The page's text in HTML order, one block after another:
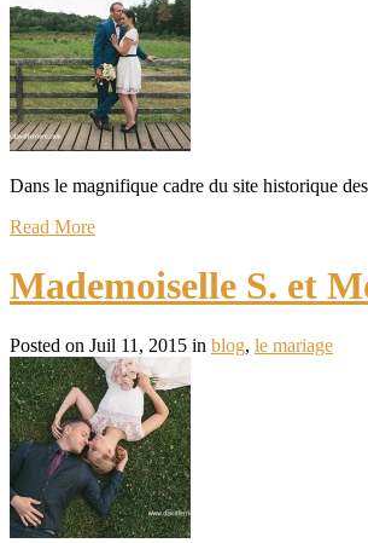
Dans le magnifique cadre du site historique
Read More
Mademoiselle S. et
Posted on Juil 11, 2015 in blog, le mariage